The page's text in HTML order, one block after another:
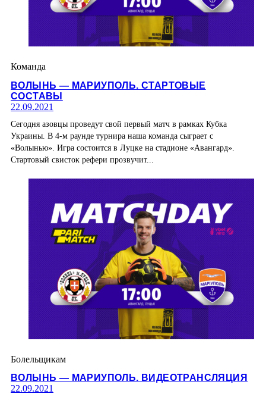
Команда
ВОЛЫНЬ — МАРИУПОЛЬ. СТАРТОВЫЕ
СОСТАВЫ
22.09.2021
Сегодня азовцы проведут свой первый матч в рамках Кубка
Украины. В 4-м раунде турнира наша команда сыграет с
«Волынью». Игра состоится в Луцке на стадионе «Авангард».
Стартовый свисток рефери прозвучит...
Болельщикам
ВОЛЫНЬ — МАРИУПОЛЬ. ВИДЕОТРАНСЛЯЦИЯ
22.09.2021